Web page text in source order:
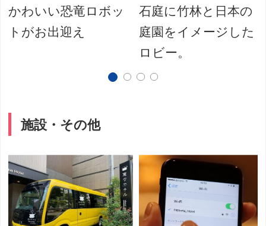
かわいい恐竜ロボッ
トがお出迎え
石庭に竹林と日本の
庭園をイメージした
ロビー。
施設・その他